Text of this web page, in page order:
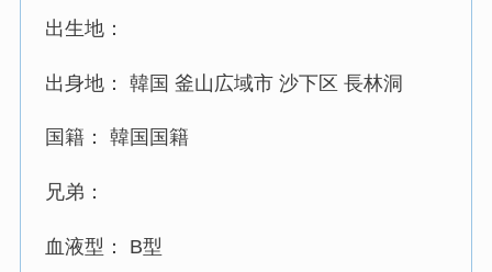
出生地：
出身地： 韓国 釜山広域市 沙下区 長林洞
国籍： 韓国国籍
兄弟：
血液型： B型